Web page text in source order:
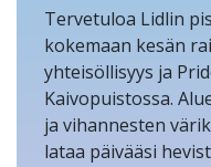
Tervetuloa Lidlin
kokemaan kesän
yhteisöllisyys ja
Kaivopuistossa.
ja vihannesten
lataa päivääsi